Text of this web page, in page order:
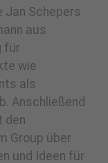
Jan Schepers
aus
für
wie
als
Anschließend
den
Group über
und Ideen für